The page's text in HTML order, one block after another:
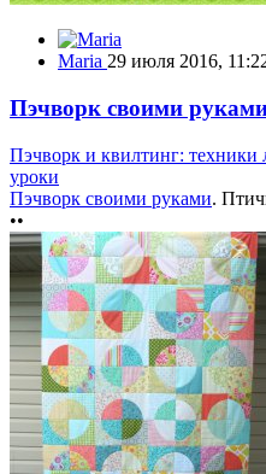
Maria 29 июля 2016,
Пэчворк своими
Пэчворк и квилтинг: техники
уроки
Пэчворк своими руками.
••